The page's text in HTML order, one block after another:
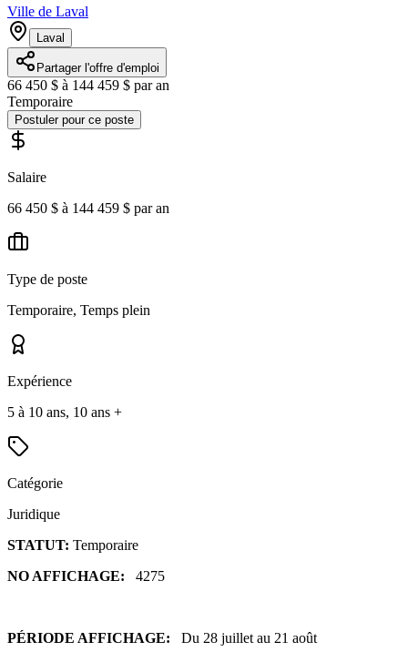
Ville de Laval
Laval
Partager l'offre d'emploi
66 450 $ à 144 459 $ par an
Temporaire
Postuler pour ce poste
Salaire
66 450 $ à 144 459 $ par an
Type de poste
Temporaire, Temps plein
Expérience
5 à 10 ans, 10 ans +
Catégorie
Juridique
STATUT: Temporaire
NO AFFICHAGE: 4275
PÉRIODE AFFICHAGE: Du 28 juillet au 21 août